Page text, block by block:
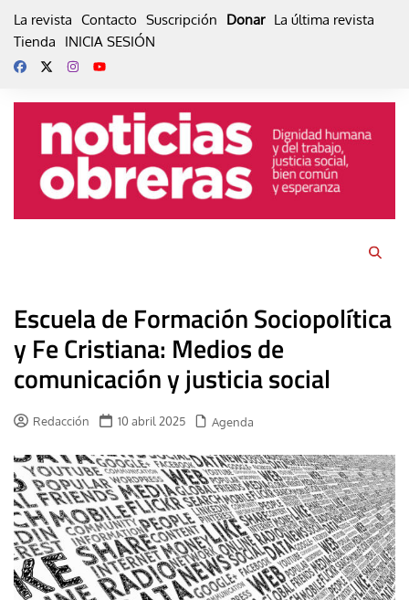
La revista Contacto Suscripción Donar La última revista
Tienda
INICIA SESIÓN
Escuela de Formación Sociopolítica
y Fe Cristiana: Medios de
comunicación y justicia social
Redacción 10 abril 2025 Agenda